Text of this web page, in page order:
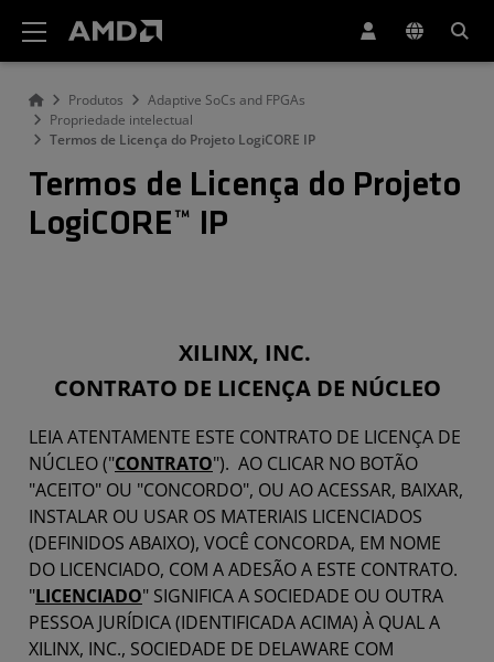
Produtos
Adaptive SoCs and FPGAs
Propriedade intelectual
Termos de Licença do Projeto LogiCORE IP
Termos de Licença do Projeto
LogiCORE™ IP
XILINX, INC.
CONTRATO DE LICENÇA DE NÚCLEO
LEIA ATENTAMENTE ESTE CONTRATO DE LICENÇA DE
NÚCLEO ("CONTRATO"). AO CLICAR NO BOTÃO
"ACEITO" OU "CONCORDO", OU AO ACESSAR, BAIXAR,
INSTALAR OU USAR OS MATERIAIS LICENCIADOS
(DEFINIDOS ABAIXO), VOCÊ CONCORDA, EM NOME
DO LICENCIADO, COM A ADESÃO A ESTE CONTRATO.
"LICENCIADO" SIGNIFICA A SOCIEDADE OU OUTRA
PESSOA JURÍDICA (IDENTIFICADA ACIMA) À QUAL A
XILINX, INC., SOCIEDADE DE DELAWARE COM